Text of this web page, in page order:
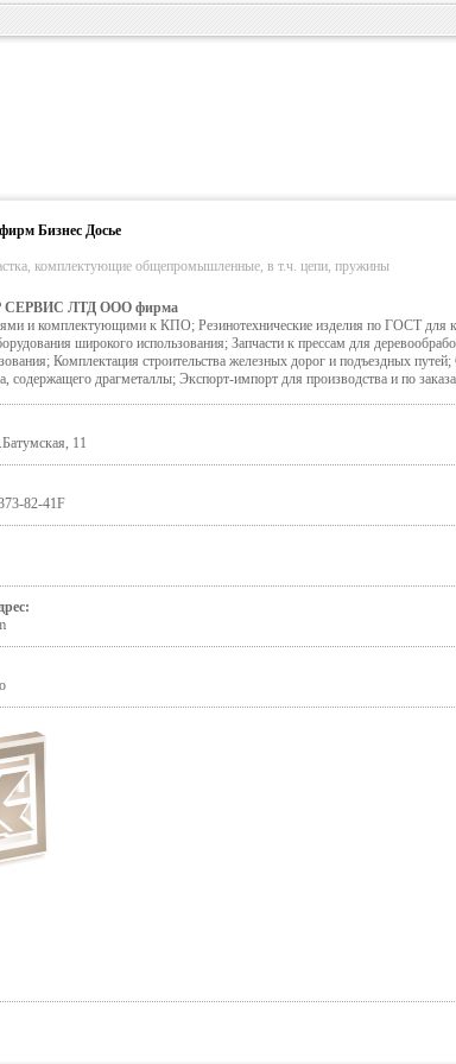
Бизнес Досье
комплектующие общепромышленные, в т.ч. цепи, пружины
ЛТД ООО фирма
и комплектующими к КПО; Резинотехнические изделия по ГОСТ для
широкого использования; Запчасти к прессам для
Комплектация строительства железных дорог и подъездных
содержащего драгметаллы; Экспорт-импорт для производства и по
11
82-41F